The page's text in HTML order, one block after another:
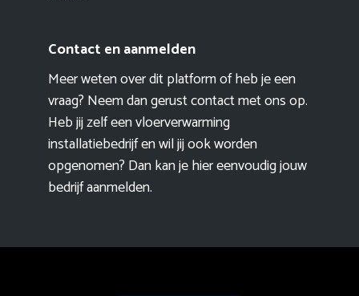
Contact en aanmelden
Meer weten over dit platform of heb je een
vraag? Neem dan gerust contact met ons op.
Heb jij zelf een vloerverwarming
installatiebedrijf en wil jij ook worden
opgenomen? Dan kan je hier eenvoudigjouw
bedrijf aanmelden.